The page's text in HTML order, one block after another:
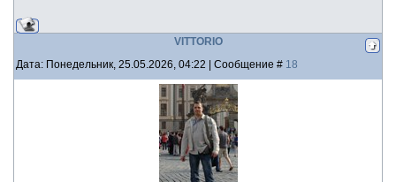
VITTORIO
Дата: Понедельник, 25.05.2026, 04:22 | Сообщение # 18